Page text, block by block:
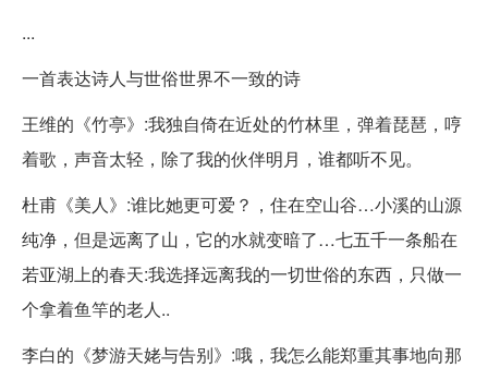
...
一首表达诗人与世俗世界不一致的诗
王维的《竹亭》:我独自倚在近处的竹林里，弹着琵琶，哼
着歌，声音太轻，除了我的伙伴明月，谁都听不见。
杜甫《美人》:谁比她更可爱？，住在空山谷…小溪的山源
纯净，但是远离了山，它的水就变暗了…七五千一条船在
若亚湖上的春天:我选择远离我的一切世俗的东西，只做一
个拿着鱼竿的老人..
李白的《梦游天姥与告别》:哦，我怎么能郑重其事地向那